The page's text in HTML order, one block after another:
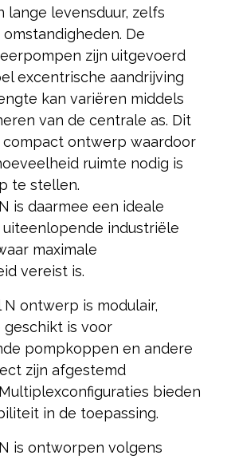
lange levensduur, zelfs
De
zijn uitgevoerd
excentrische aandrijving
kan variëren middels
van de centrale as. Dit
ontwerp waardoor
ruimte nodig is
te stellen.
is daarmee een ideale
industriële
maximale
vereist is.
ontwerp is modulair,
is voor
pompkoppen en andere
zijn afgestemd
bieden
in de toepassing.
is ontworpen volgens